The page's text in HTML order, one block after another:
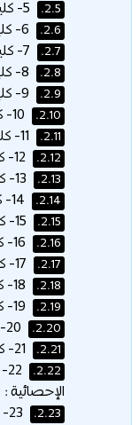
2.5.
2.6.
2.7.
2.8.
2.9.
2.10.
2.11.
2.12.
2.13.
2.14.
2.15.
2.16.
2.17.
2.18.
2.19.
2.20.
2.21.
2.22.
الإحصائية :
2.23.